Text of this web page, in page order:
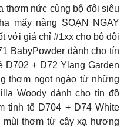
thơm nức cùng bộ đôi siêu
mấy nàng SOẠN NGAY
với giá chỉ #1xx cho bộ đôi
BabyPowder dành cho tín
D702 + D72 Ylang Garden
thơm ngọt ngào từ những
Woody dành cho tín đồ
tinh tế D704 + D74 White
mùi thơm từ cây xạ hương